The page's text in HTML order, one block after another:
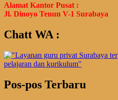
Alamat Kantor Pusat :
Jl. Dinoyo Tenun V-1 Surabaya
Chatt WA :
Pos-pos Terbaru